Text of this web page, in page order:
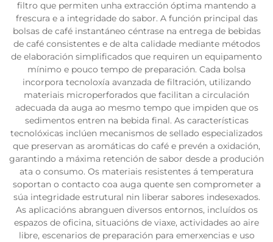
filtro que permiten unha extracción óptima mantendo a
frescura e a integridade do sabor. A función principal das
bolsas de café instantáneo céntrase na entrega de bebidas
de café consistentes e de alta calidade mediante métodos
de elaboración simplificados que requiren un equipamento
mínimo e pouco tempo de preparación. Cada bolsa
incorpora tecnoloxía avanzada de filtración, utilizando
materiais microperforados que facilitan a circulación
adecuada da auga ao mesmo tempo que impiden que os
sedimentos entren na bebida final. As características
tecnolóxicas inclúen mecanismos de sellado especializados
que preservan as aromáticas do café e prevén a oxidación,
garantindo a máxima retención de sabor desde a produción
ata o consumo. Os materiais resistentes á temperatura
soportan o contacto coa auga quente sen comprometer a
súa integridade estrutural nin liberar sabores indesexados.
As aplicacións abranguen diversos entornos, incluídos os
espazos de oficina, situacións de viaxe, actividades ao aire
libre, escenarios de preparación para emerxencias e uso